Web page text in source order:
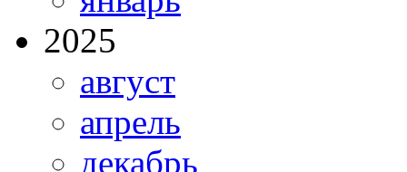
2025
август
апрель
декабрь